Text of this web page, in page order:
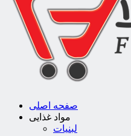
صفحه اصلی
مواد غذایی
لبنیات